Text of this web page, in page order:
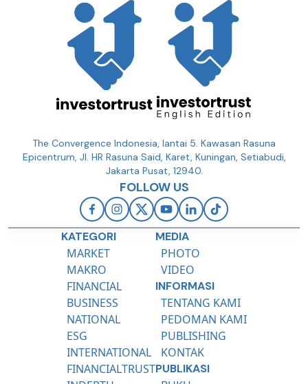
The Convergence Indonesia, lantai 5. Kawasan Rasuna
Epicentrum, Jl. HR Rasuna Said, Karet, Kuningan, Setiabudi,
Jakarta Pusat, 12940.
FOLLOW US
KATEGORI
MARKET
MAKRO
FINANCIAL
BUSINESS
NATIONAL
ESG
INTERNATIONAL
FINANCIALTRUST
MEDIA
PHOTO
VIDEO
INFORMASI
TENTANG KAMI
PEDOMAN KAMI
PUBLISHING
KONTAK
PUBLIKASI